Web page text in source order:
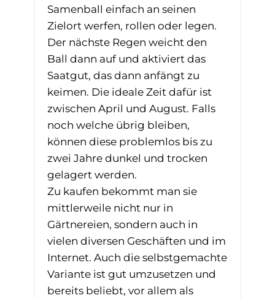
Samenball einfach an seinen
Zielort werfen, rollen oder legen.
Der nächste Regen weicht den
Ball dann auf und aktiviert das
Saatgut, das dann anfängt zu
keimen. Die ideale Zeit dafür ist
zwischen April und August. Falls
noch welche übrig bleiben,
können diese problemlos bis zu
zwei Jahre dunkel und trocken
gelagert werden.
Zu kaufen bekommt man sie
mittlerweile nicht nur in
Gärtnereien, sondern auch in
vielen diversen Geschäften und im
Internet. Auch die selbstgemachte
Variante ist gut umzusetzen und
bereits beliebt, vor allem als